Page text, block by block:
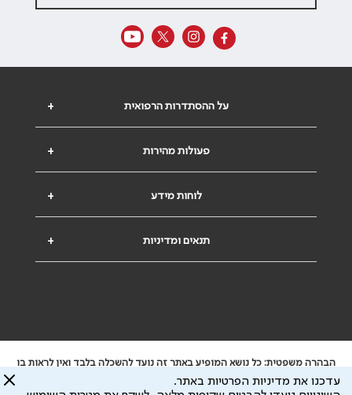
+ על ההסתדרות הרפואית
+ פעולות מהירות
+ לוחות מידע
+ תנאים ומדיניות
הבהרה משפטית: כל נושא המופיע באתר זה נועד להשכלה בלבד ואין לראות בו
ייעוץ רפואי או משפטי. אין הר"י אחראית לתוכן המתפרסם באתר זה ולכל נזק
שעלול להיגרם.
עדכנו את מדיניות הפרטיות באתר.